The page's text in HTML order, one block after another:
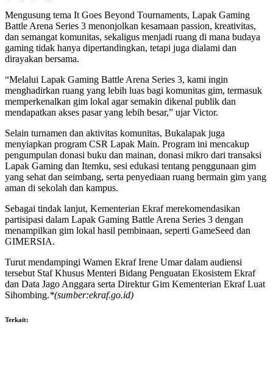
Mengusung tema It Goes Beyond Tournaments, Lapak Gaming
Battle Arena Series 3 menonjolkan kesamaan passion, kreativitas,
dan semangat komunitas, sekaligus menjadi ruang di mana budaya
gaming tidak hanya dipertandingkan, tetapi juga dialami dan
dirayakan bersama.
“Melalui Lapak Gaming Battle Arena Series 3, kami ingin
menghadirkan ruang yang lebih luas bagi komunitas gim, termasuk
memperkenalkan gim lokal agar semakin dikenal publik dan
mendapatkan akses pasar yang lebih besar,” ujar Victor.
Selain turnamen dan aktivitas komunitas, Bukalapak juga
menyiapkan program CSR Lapak Main. Program ini mencakup
pengumpulan donasi buku dan mainan, donasi mikro dari transaksi
Lapak Gaming dan Itemku, sesi edukasi tentang penggunaan gim
yang sehat dan seimbang, serta penyediaan ruang bermain gim yang
aman di sekolah dan kampus.
Sebagai tindak lanjut, Kementerian Ekraf merekomendasikan
partisipasi dalam Lapak Gaming Battle Arena Series 3 dengan
menampilkan gim lokal hasil pembinaan, seperti GameSeed dan
GIMERSIA.
Turut mendampingi Wamen Ekraf Irene Umar dalam audiensi
tersebut Staf Khusus Menteri Bidang Penguatan Ekosistem Ekraf
dan Data Jago Anggara serta Direktur Gim Kementerian Ekraf Luat
Sihombing.*(sumber:ekraf.go.id)
Terkait: